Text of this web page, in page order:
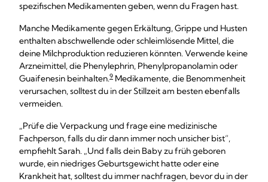
spezifischen Medikamenten geben, wenn du Fragen hast.
Manche Medikamente gegen Erkältung, Grippe und Husten
enthalten abschwellende oder schleimlösende Mittel, die
deine Milchproduktion reduzieren könnten. Verwende keine
Arzneimittel, die Phenylephrin, Phenylpropanolamin oder
Guaifenesin beinhalten.9 Medikamente, die Benommenheit
verursachen, solltest du in der Stillzeit am besten ebenfalls
vermeiden.
„Prüfe die Verpackung und frage eine medizinische
Fachperson, falls du dir dann immer noch unsicher bist“,
empfiehlt Sarah. „Und falls dein Baby zu früh geboren
wurde, ein niedriges Geburtsgewicht hatte oder eine
Krankheit hat, solltest du immer nachfragen, bevor du in der